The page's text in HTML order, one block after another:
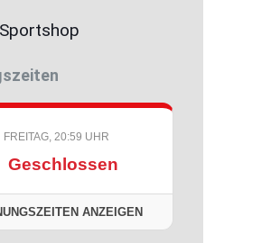
FREITAG, 20:59 UHR
Geschlossen
ANZEIGEN